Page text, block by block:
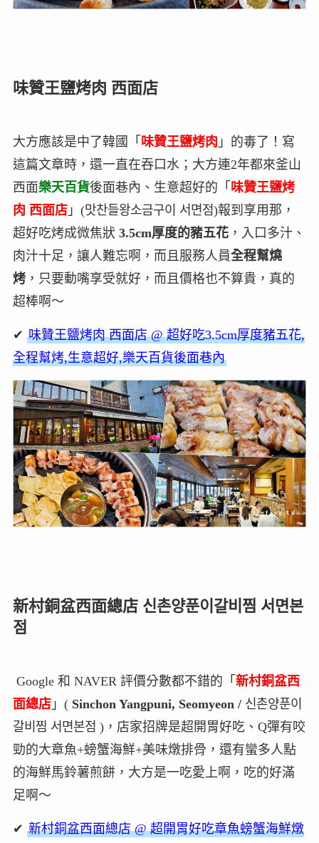
味贊王鹽烤肉 西面店
大方應該是中了韓國「 味贊王鹽烤肉 」的毒了！寫
這篇文章時，還一直在吞口水；大方連2年都來釜山
西面樂天百貨後面巷內、生意超好的「 味贊王鹽烤
肉 西面店」(맛찬들왕소금구이 서면점)報到享用那，
超好吃烤成微焦狀 3.5cm厚度的豬五花，入口多汁、
肉汁十足，讓人難忘啊，而且服務人員全程幫燒
烤，只要動嘴享受就好，而且價格也不算貴，真的
超棒啊～
✔ 味贊王鹽烤肉 西面店 @ 超好吃3.5cm厚度豬五花,
全程幫烤,生意超好,樂天百貨後面巷內
新村銅盆西面總店 신촌양푼이갈비찜 서면본
점
Google 和 NAVER 評價分數都不錯的「 新村銅盆西
面總店」( Sinchon Yangpuni, Seomyeon / 신촌양푼이
갈비찜 서면본점 )，店家招牌是超開胃好吃、Q彈有咬
勁的大章魚+螃蟹海鮮+美味燉排骨，還有蠻多人點
的海鮮馬鈴薯煎餅，大方是一吃愛上啊，吃的好滿
足啊～
✔ 新村銅盆西面總店 @ 超開胃好吃章魚螃蟹海鮮燉